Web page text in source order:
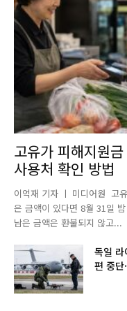
고유가 피해지원
사용처 확인 방법
이억재 기자 ㅣ 미디어원 고
은 금액이 있다면 8월 31일
남은 금액은 환불되지 않고...
독일
편 중단